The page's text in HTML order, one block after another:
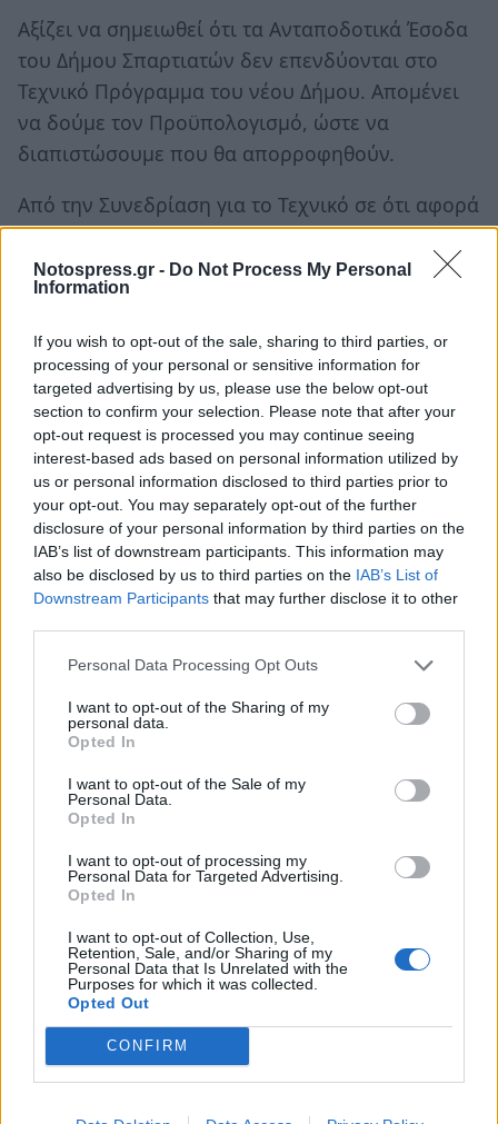
Notospress.gr - Do Not Process My Personal
Information
If you wish to opt-out of the sale, sharing to third parties, or
processing of your personal or sensitive information for
targeted advertising by us, please use the below opt-out
section to confirm your selection. Please note that after your
opt-out request is processed you may continue seeing
interest-based ads based on personal information utilized by
us or personal information disclosed to third parties prior to
your opt-out. You may separately opt-out of the further
disclosure of your personal information by third parties on the
IAB’s list of downstream participants. This information may
also be disclosed by us to third parties on the IAB’s List of
Downstream Participants that may further disclose it to other
Personal Data Processing Opt Outs
I want to opt-out of the Sharing of my
personal data.
Opted In
I want to opt-out of the Sale of my
Personal Data.
Opted In
I want to opt-out of processing my
Personal Data for Targeted Advertising.
Opted In
I want to opt-out of Collection, Use,
Retention, Sale, and/or Sharing of my
Personal Data that Is Unrelated with the
Purposes for which it was collected.
Opted Out
CONFIRM
Αξίζει να σημειωθεί ότι τα Ανταποδοτικά Έσοδα
του Δήμου Σπαρτιατών δεν επενδύονται στο
Τεχνικό Πρόγραμμα του νέου Δήμου. Απομένει
να δούμε τον Προϋπολογισμό, ώστε να
διαπιστώσουμε που θα απορροφηθούν.
Από την Συνεδρίαση για το Τεχνικό σε ότι αφορά
τα παραλειπόμενα σημειώνουμε το αδιαχώρητο
της αίθουσας όπου δεν χωρούσαν οι Πρόεδροι
των Τοπικών Συμβουλίων, η προτροπή να
μαγνητοσκοπούσε τη Συνεδρίαση και η
χαρακτηριστική βουβαμάρα όλων των αιρετών
όταν ετέθη θέμα ανταπόδοσης στην κοινωνία
του Αφυσσού, μέσα από την εκτέλεση,
απαραίτητων έτσι κι αλλιώς, έργων οδοποιίας.
Μάλιστα πλείστοι σύμβουλοι έσπευσαν να
καταλογίσουν στον Μανώλη Φριτζήλα ευθύνες
διότι χάλασε το καλό κλίμα της συνεδρίασης.
Κατα τα λοιπά, μια φωτογραφική αποτύπωση και
μόνον της περιοχής πέριξ της Ιεράς Μονής των
περιβαλλοντικής υποβάθμισης της
συνεχίζονται, με άλλοθι μάλιστα το γεγονός ότι
εκεί, έτσι κι αλλιώς, λειτουργεί ΧΑΔΑ.
ΑΥΤΟΔΙΟΙΚΗΣΗ